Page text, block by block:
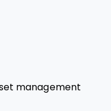
management